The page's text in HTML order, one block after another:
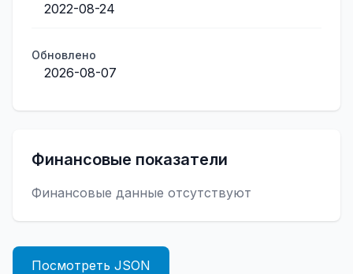
2022-08-24
Обновлено
2026-08-07
Финансовые показатели
Финансовые данные отсутствуют
Посмотреть JSON